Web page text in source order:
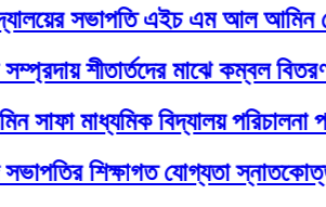
সভাপতি এইচ এম আল আমিন কে
শীতার্তদের মাঝে কম্বল বিতরণ
বিদ্যালয় পরিচালনা পর্ষদের
শিক্ষাগত যোগ্যতা স্নাতকোত্তর,